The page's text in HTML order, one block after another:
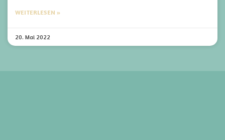
WEITERLESEN »
20. Mai 2022